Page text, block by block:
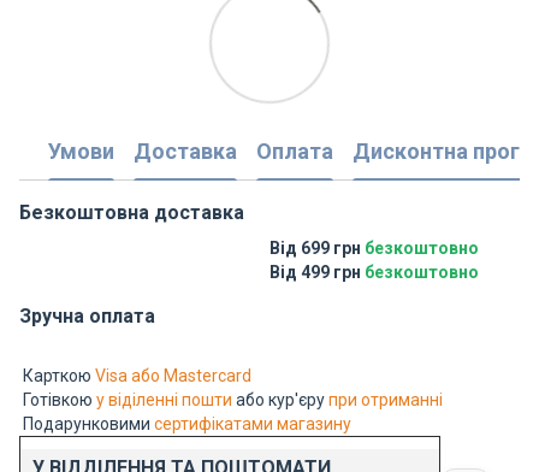
Умови Доставка Оплата Дисконтна
Безкоштовна доставка
Від 699 грн безкоштовно
Від 499 грн безкоштовно
Зручна оплата
Карткою Visa або Mastercard
Готівкою у віділенні пошти або кур'єрупри отриманні
Подарунковими сертифікатами магазину
У ВІДДІЛЕННЯ ТА ПОШТОМАТИ